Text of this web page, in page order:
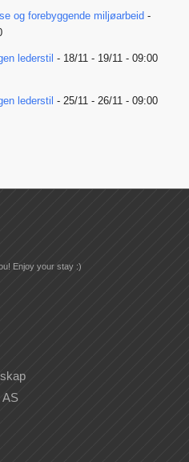
og forebyggende miljøarbeid -
lederstil - 18/11 - 19/11 - 09:00
lederstil - 25/11 - 26/11 - 09:00
Enjoy your stay :)
AS